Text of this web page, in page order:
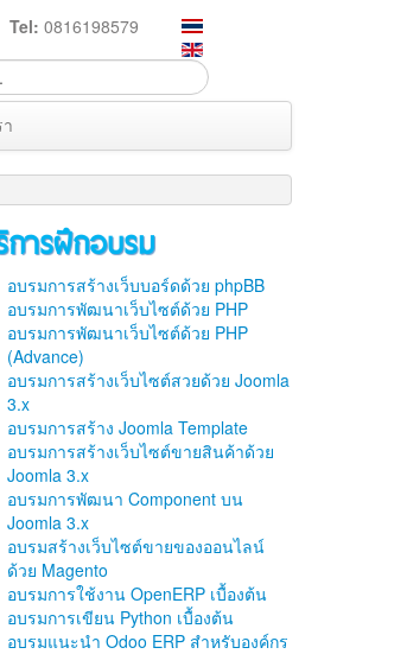
Tel: 0816198579
การฝึกอบรม
อบรมการสร้างเว็บบอร์ดด้วย phpBB
อบรมการพัฒนาเว็บไซต์ด้วย PHP
อบรมการพัฒนาเว็บไซต์ด้วย PHP
(Advance)
อบรมการสร้างเว็บไซต์สวยด้วย Joomla
3.x
อบรมการสร้าง Joomla Template
อบรมการสร้างเว็บไซต์ขายสินค้าด้วย
Joomla 3.x
อบรมการพัฒนา Component บน
Joomla 3.x
อบรมสร้างเว็บไซต์ขายของออนไลน์
ด้วย Magento
อบรมการใช้งาน OpenERP เบื้องต้น
อบรมการเขียน Python เบื้องต้น
อบรมแนะนำ Odoo ERP สำหรับองค์กร